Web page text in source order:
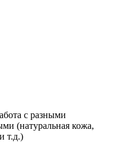
с разными
(натуральная кожа,
т.д.)